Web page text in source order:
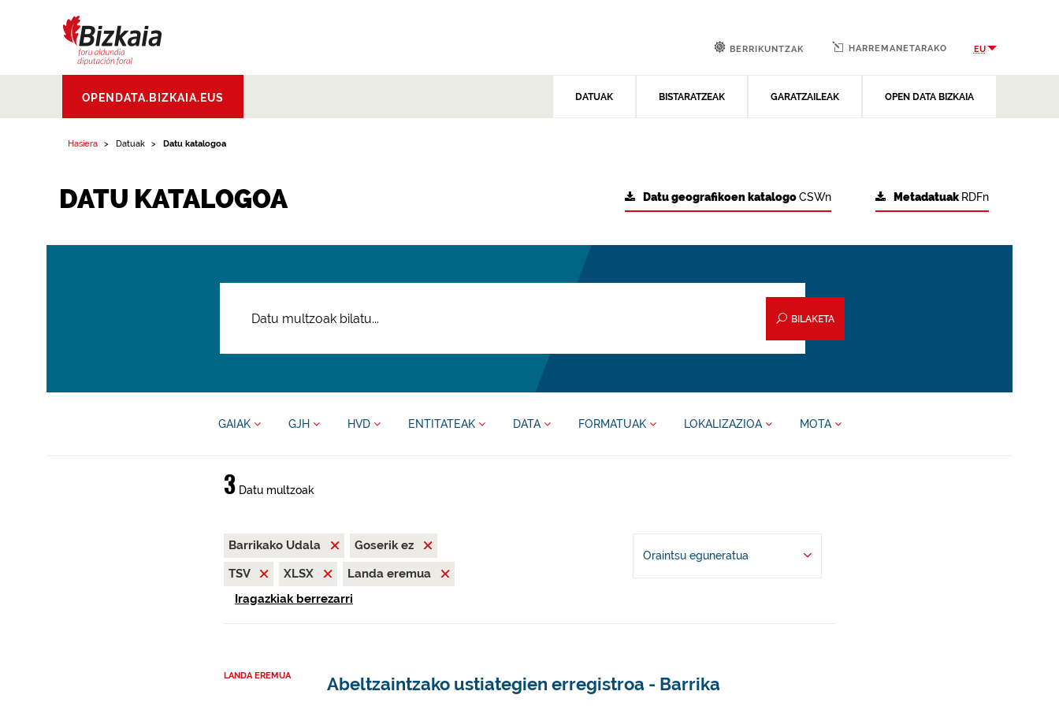
Aldundia.Diputacion
Foral de Bizkaia
OPENDATA.BIZKAIA.EUS DATUAK BISTARATZEAK GARATZAILEAK OPEN DATA BIZKAIA
BERRIKUNTZAK HARREMANETARAKO EU
Hasiera Datuak Datu katalogoa
DATU KATALOGOA Metadatuak RDFn
Datu geografikoen katalogoCSWn
BILAKETA
GAIAK GJH HVD ENTITATEAK DATA FORMATUAK LOKALIZAZIOA MOTA
3Datu multzoak
Barrikako Udala
Goserik ez
TSV
XLSX
Landa eremua
Iragazkiak berrezarri
Oraintsu eguneratua
LANDA EREMUA Abeltzaintzako ustiategien erregistroa - Barrika